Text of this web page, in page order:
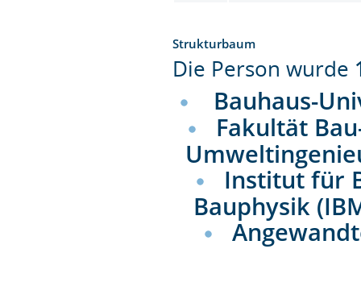
Strukturbaum
Die Person wurde
Bauhaus-
Fakultät
Institut für
Bauphysik